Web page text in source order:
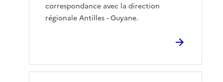
correspondance avec la direction
régionale Antilles - Guyane.